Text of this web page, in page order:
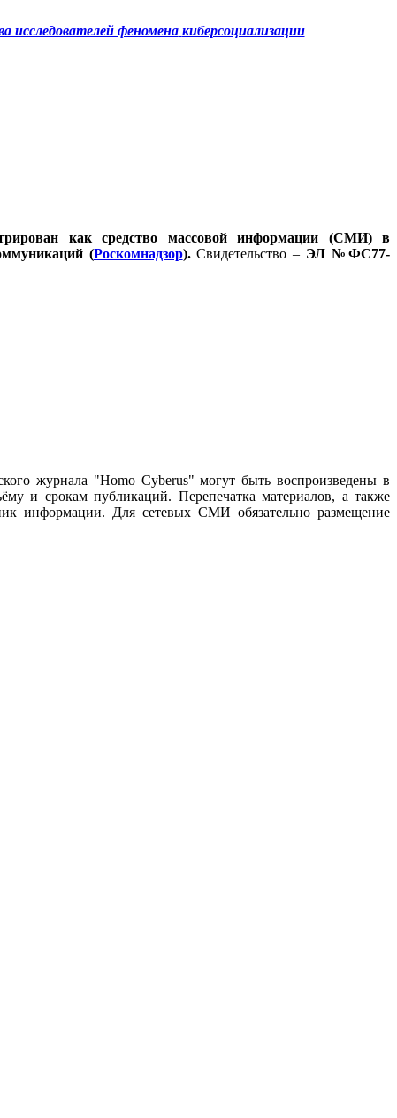
исследователей феномена киберсоциализации
как средство массовой информации (СМИ) в
(Роскомнадзор).Свидетельство – ЭЛ №ФС77-
журнала "Homo Cyberus" могут быть воспроизведены в
и срокам публикаций. Перепечатка материалов, а также
информации. Для сетевых СМИ обязательно размещение